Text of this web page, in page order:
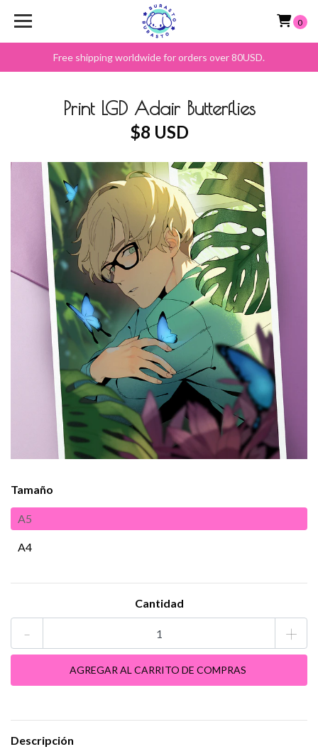
Free shipping worldwide for orders over 80USD.
0
Print LGD Adair Butterflies
$8 USD
Tamaño
A5
A4
Cantidad
- +
Descripción